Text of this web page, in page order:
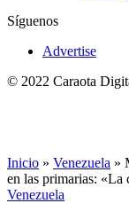
Síguenos
Advertise
© 2022 Caraota
Inicio » Venezuela »
en las primarias: «La
Venezuela